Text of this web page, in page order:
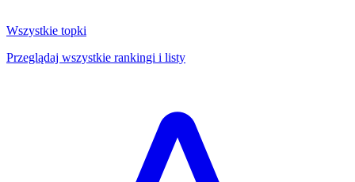
Wszystkie topki
Przeglądaj wszystkie rankingi i listy